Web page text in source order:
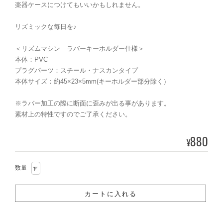
楽器ケースにつけてもいいかもしれません。
リズミックな毎日を♪
＜リズムマシン ラバーキーホルダー仕様＞
本体：PVC
プラグパーツ：スチール・ナスカンタイプ
本体サイズ：約45×23×5mm(キーホルダー部分除く）
※ラバー加工の際に断面に歪みが出る事があります。
素材上の特性ですのでご了承ください。
¥880
数量